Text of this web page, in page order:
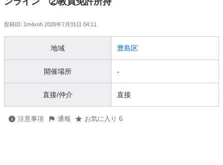
投稿ID: 1m4xoh 2026年7月31日 04:11
地域 豊島区
開催場所 -
直接/仲介 直接
注意事項 通報 お気に入り 6